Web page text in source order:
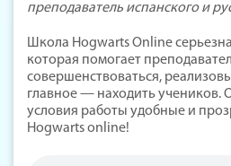
преподаватель испанского и
Школа Hogwarts Online
которая помогает
совершенствоваться,
главное — находить учеников.
условия работы удобные и
Hogwarts online!